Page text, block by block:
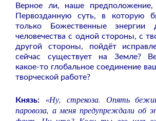
Верное ли, наше предположение,
Первозданную суть, в которую
только Божественные энергии
человечества с одной стороны, с
другой стороны, пойдёт
сейчас существует на Земле?
какое-то глобальное соединение
творческой работе?
Князь:
«Ну, стрекоза. Опять
паровоза, а меня предупреждали об